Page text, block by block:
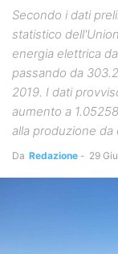
Secondo i dati
statistico
energia elettrica
passando da
2019. I dati
aumento a
alla produzione
Da Redazione - 29